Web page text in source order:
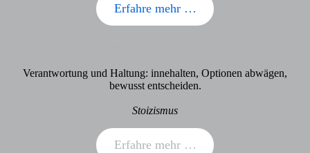
Erfahre mehr …
Verantwortung und Haltung: innehalten, Optionen abwägen,
bewusst entscheiden.
Stoizismus
Erfahre mehr …